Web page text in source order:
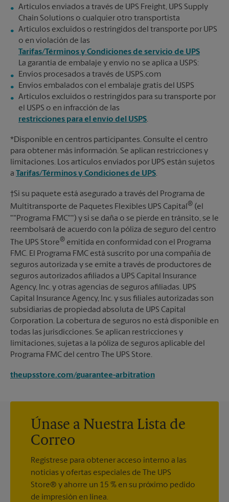
Artículos enviados a través de UPS Freight, UPS Supply
Chain Solutions o cualquier otro transportista
Artículos excluidos o restringidos del transporte por UPS
o en violación de las
Tarifas/Términos y Condiciones de servicio de UPS
La garantía de embalaje y envío no se aplica a USPS:
Envíos procesados a través de USPS.com
Envíos embalados con el embalaje gratis del USPS
Artículos excluidos o restringidos para su transporte por
el USPS o en infracción de las
restricciones para el envío del USPS.
*Disponible en centros participantes. Consulte el centro
para obtener más información. Se aplican restricciones y
limitaciones. Los artículos enviados por UPS están sujetos
a Tarifas/Términos y Condiciones de UPS.
†Si su paquete está asegurado a través del Programa de
Multitransporte de Paquetes Flexibles UPS Capital® (el
""Programa FMC"") y si se daña o se pierde en tránsito, se le
reembolsará de acuerdo con la póliza de seguro del centro
The UPS Store® emitida en conformidad con el Programa
FMC. El Programa FMC está suscrito por una compañía de
seguros autorizada y se emite a través de productores de
seguros autorizados afiliados a UPS Capital Insurance
Agency, Inc. y otras agencias de seguros afiliadas. UPS
Capital Insurance Agency, Inc. y sus filiales autorizadas son
subsidiarias de propiedad absoluta de UPS Capital
Corporation. La cobertura de seguros no está disponible en
todas las jurisdicciones. Se aplican restricciones y
limitaciones, sujetas a la póliza de seguros aplicable del
Programa FMC del centro The UPS Store.
theupsstore.com/guarantee-arbitration
Únase a Nuestra Lista de
Correo
Regístrese para obtener acceso interno a las
noticias y ofertas especiales de The UPS
Store® y ahorre un 15 % en su próximo pedido
de impresión en línea.